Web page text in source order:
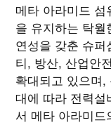
메타 아라미드 섬
을 유지하는 탁
연성을 갖춘 슈
티, 방산, 산업안
확대되고 있으며
대에 따라 전력설
서 메타 아라미